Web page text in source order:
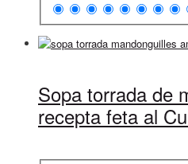
Sopa torrada de
recepta feta al